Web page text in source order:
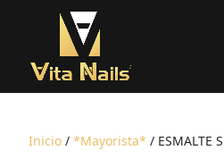
Inicio / *Mayorista* / ESMALTE